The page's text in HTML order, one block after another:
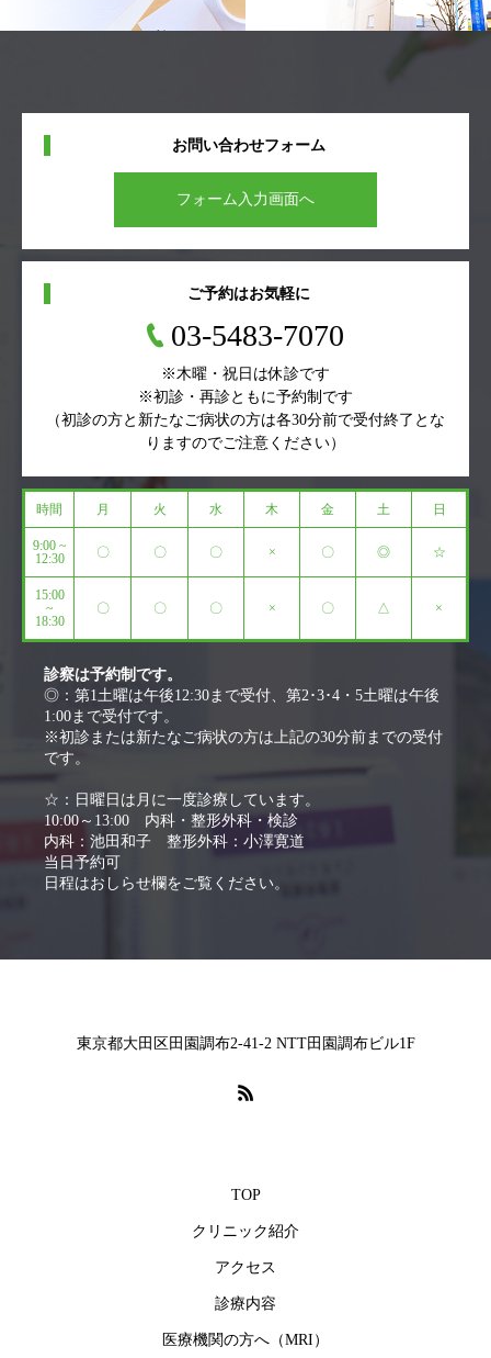
お問い合わせフォーム
フォーム入力画面へ
ご予約はお気軽に
03-5483-7070
※木曜・祝日は休診です
※初診・再診ともに予約制です
（初診の方と新たなご病状の方は各30分前で受付終了とな
りますのでご注意ください）
時間 月 火 水 木 金 土 日
9:00 ~
12:30
〇 〇 〇 × 〇 ◎ ☆
15:00
~
18:30
〇 〇 〇 × 〇 △ ×
診察は予約制です。
◎：第1土曜は午後12:30まで受付、第2･3･4・5土曜は午後
1:00まで受付です。
※初診または新たなご病状の方は上記の30分前までの受付
です。
☆：日曜日は月に一度診療しています。
10:00～13:00 内科・整形外科・検診
内科：池田和子 整形外科：小澤寛道
当日予約可
日程はおしらせ欄をご覧ください。
東京都大田区田園調布2-41-2 NTT田園調布ビル1F
TOP
クリニック紹介
アクセス
診療内容
医療機関の方へ（MRI）